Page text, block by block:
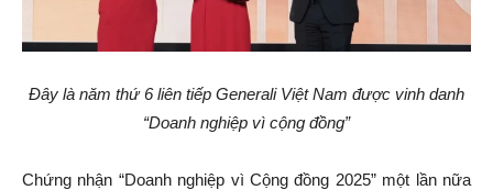
Đây là năm thứ 6 liên tiếp Generali Việt Nam được vinh danh
“Doanh nghiệp vì cộng đồng”
Chứng nhận “Doanh nghiệp vì Cộng đồng 2025” một lần nữa